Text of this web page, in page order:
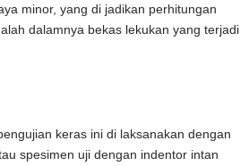
minor, yang di jadikan perhitungan
dalamnya bekas lekukan yang terjadi
keras ini di laksanakan dengan
spesimen uji dengan indentor intan